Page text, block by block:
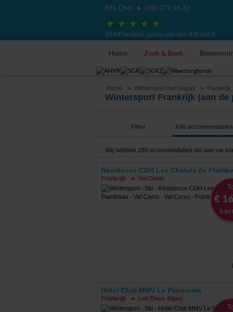
BEL ONS 010 279 96 32
3649 reviews geven ons een 4,8 van 5
Home Zoek & Boek
Home Wintersport met skipas Frankrijk
Wintersport Frankrijk (aan de
Filter Alle accommodaties
Wij hebben 260 accommodaties die aan uw
Résidence CGH Les Chalets de
Frankrijk Val Cenis
€
Hotel Club MMV Le Panorama
Frankrijk Les Deux Alpes